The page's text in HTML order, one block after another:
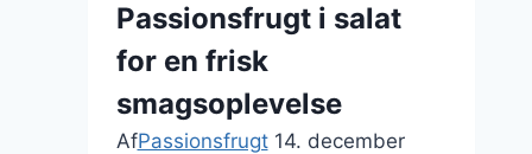
Passionsfrugt i salat
for en frisk
smagsoplevelse
AfPassionsfrugt 14. december